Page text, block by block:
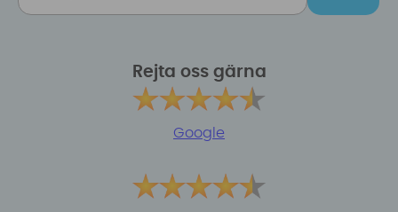
Rejta oss gärna
Google